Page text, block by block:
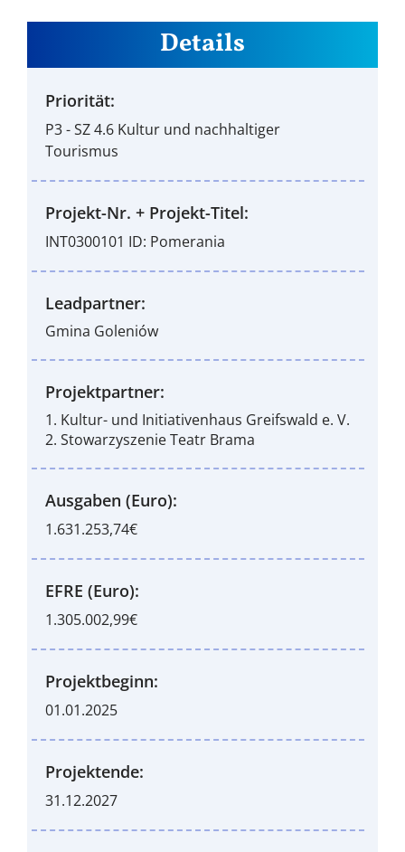
Details
Priorität:
P3 - SZ 4.6 Kultur und nachhaltiger
Tourismus
Projekt-Nr. + Projekt-Titel:
INT0300101 ID: Pomerania
Leadpartner:
Gmina Goleniów
Projektpartner:
1. Kultur- und Initiativenhaus Greifswald e. V.
2. Stowarzyszenie Teatr Brama
Ausgaben (Euro):
1.631.253,74€
EFRE (Euro):
1.305.002,99€
Projektbeginn:
01.01.2025
Projektende:
31.12.2027